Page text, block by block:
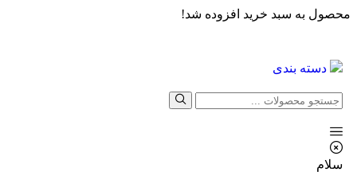
محصول به سبد خرید افزوده شد!
دسته بندی
سلام